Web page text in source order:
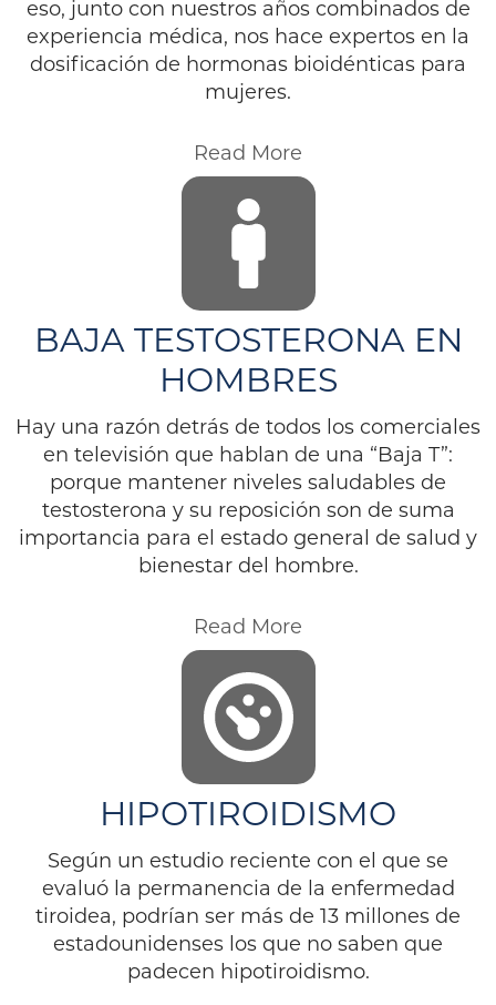
eso, junto con nuestros años combinados de
experiencia médica, nos hace expertos en la
dosificación de hormonas bioidénticas para
mujeres.
Read More
BAJA TESTOSTERONA EN
HOMBRES
Hay una razón detrás de todos los comerciales
en televisión que hablan de una “Baja T”:
porque mantener niveles saludables de
testosterona y su reposición son de suma
importancia para el estado general de salud y
bienestar del hombre.
Read More
HIPOTIROIDISMO
Según un estudio reciente con el que se
evaluó la permanencia de la enfermedad
tiroidea, podrían ser más de 13 millones de
estadounidenses los que no saben que
padecen hipotiroidismo.